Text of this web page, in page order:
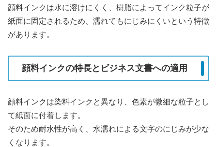
顔料インクは水に溶けにくく、樹脂によってインク粒子が
紙面に固定されるため、濡れてもにじみにくいという特徴
があります。
顔料インクの特長とビジネス文書への適用
顔料インクは染料インクと異なり、色素が微細な粒子とし
て紙面に付着します。
そのため耐水性が高く、水濡れによる文字のにじみが少な
くなります。